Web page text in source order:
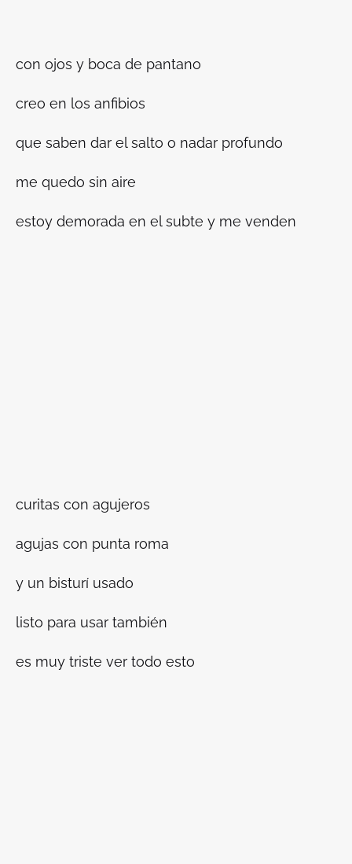
con ojos y boca de pantano
creo en los anfibios
que saben dar el salto o nadar profundo
me quedo sin aire
estoy demorada en el subte y me venden
curitas con agujeros
agujas con punta roma
y un bisturí usado
listo para usar también
es muy triste ver todo esto